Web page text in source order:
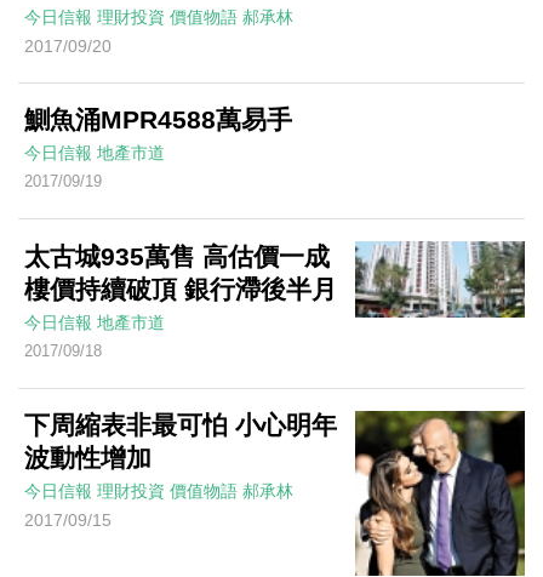
今日信報 理財投資 價值物語 郝承林
2017/09/20
鰂魚涌MPR4588萬易手
今日信報 地產市道
2017/09/19
太古城935萬售 高估價一成
樓價持續破頂 銀行滯後半月
今日信報 地產市道
2017/09/18
下周縮表非最可怕 小心明年
波動性增加
今日信報 理財投資 價值物語 郝承林
2017/09/15